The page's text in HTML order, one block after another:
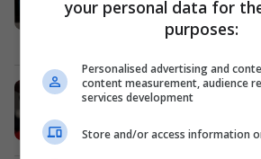
vetëm tri euro
Dështime 19/01/2019
PlayStation 4
një miliard njësi
Games 16/01/2019
your personal data for
purposes:
Personalised advertising and
content measurement, audience
services development
Store and/or access information